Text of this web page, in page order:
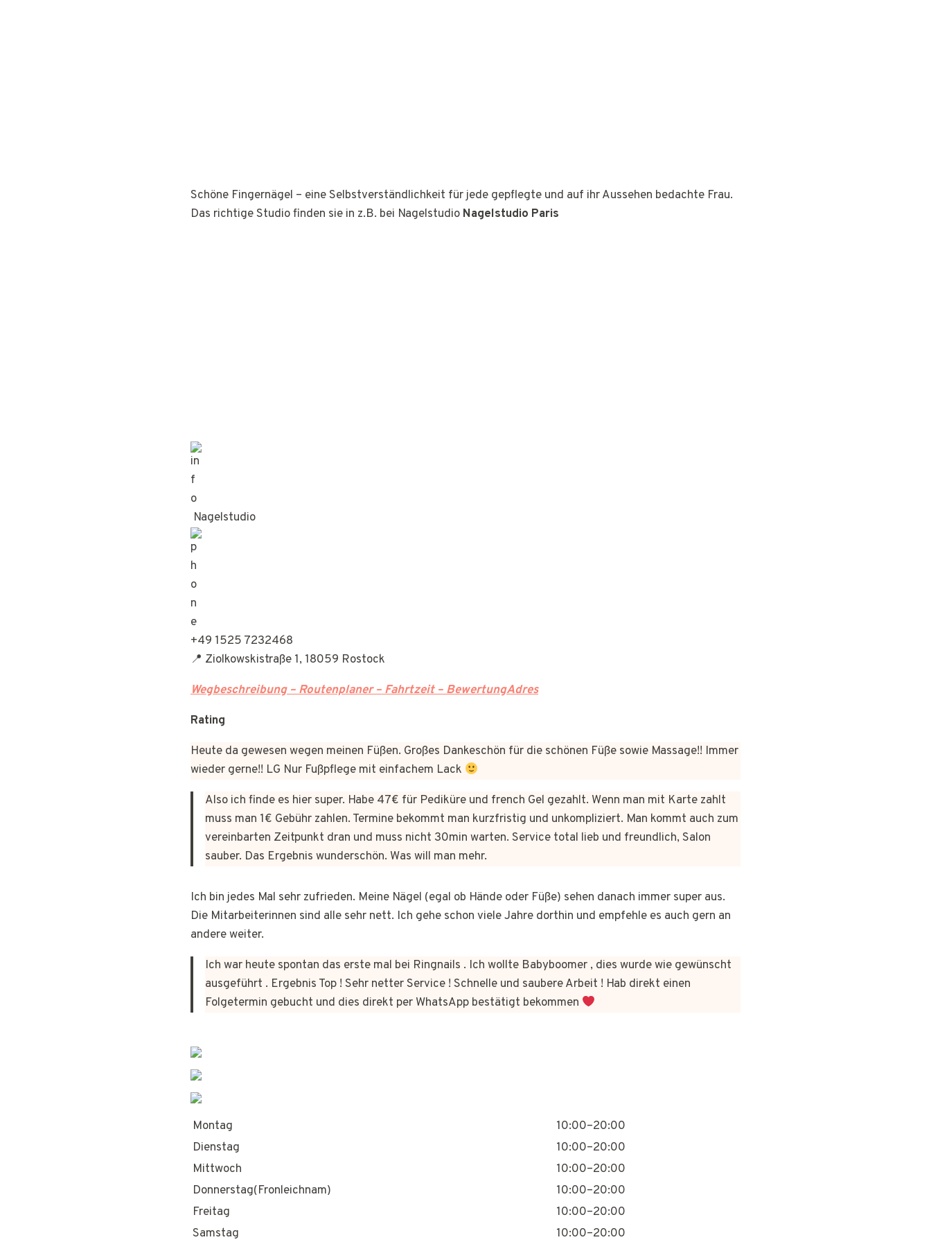
Schöne Fingernägel – eine Selbstverständlichkeit für jede gepflegte und auf ihr Aussehen bedachte Frau.
Das richtige Studio finden sie in z.B. bei Nagelstudio Nagelstudio Paris
Nagelstudio
+49 1525 7232468
📍 Ziolkowskistraße 1, 18059 Rostock
Wegbeschreibung – Routenplaner – Fahrtzeit – BewertungAdres
Rating
Heute da gewesen wegen meinen Füßen. Großes Dankeschön für die schönen Füße sowie Massage!! Immer
wieder gerne!! LG Nur Fußpflege mit einfachem Lack
Also ich finde es hier super. Habe 47€ für Pediküre und french Gel gezahlt. Wenn man mit Karte zahlt
muss man 1€ Gebühr zahlen. Termine bekommt man kurzfristig und unkompliziert. Man kommt auch zum
vereinbarten Zeitpunkt dran und muss nicht 30min warten. Service total lieb und freundlich, Salon
sauber. Das Ergebnis wunderschön. Was will man mehr.
Ich bin jedes Mal sehr zufrieden. Meine Nägel (egal ob Hände oder Füße) sehen danach immer super aus.
Die Mitarbeiterinnen sind alle sehr nett. Ich gehe schon viele Jahre dorthin und empfehle es auch gern an
andere weiter.
Ich war heute spontan das erste mal bei Ringnails . Ich wollte Babyboomer , dies wurde wie gewünscht
ausgeführt . Ergebnis Top ! Sehr netter Service ! Schnelle und saubere Arbeit ! Hab direkt einen
Folgetermin gebucht und dies direkt per WhatsApp bestätigt bekommen
Montag
10:00–20:00
Dienstag
10:00–20:00
Mittwoch
10:00–20:00
Donnerstag(Fronleichnam)
10:00–20:00
Freitag
10:00–20:00
Samstag
10:00–20:00